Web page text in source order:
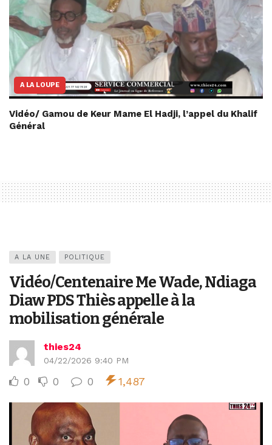
A LA LOUPE
Vidéo/ Gamou de Keur Mame El Hadji, l’appel du Khalif
Général
A LA UNE POLITIQUE
Vidéo/Centenaire Me Wade, Ndiaga
Diaw PDS Thiès appelle à la
mobilisation générale
thies24
04/22/2026 9:40 PM
0 0 0 1,487